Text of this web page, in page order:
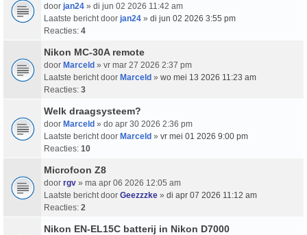
door jan24 » di jun 02 2026 11:42 am
Laatste bericht door jan24 » di jun 02 2026 3:55 pm
Reacties: 4
Nikon MC-30A remote
door Marceld » vr mar 27 2026 2:37 pm
Laatste bericht door Marceld » wo mei 13 2026 11:23 am
Reacties: 3
Welk draagsysteem?
door Marceld » do apr 30 2026 2:36 pm
Laatste bericht door Marceld » vr mei 01 2026 9:00 pm
Reacties: 10
Microfoon Z8
door rgv » ma apr 06 2026 12:05 am
Laatste bericht door Geezzzke » di apr 07 2026 11:12 am
Reacties: 2
Nikon EN-EL15C batterij in Nikon D7000